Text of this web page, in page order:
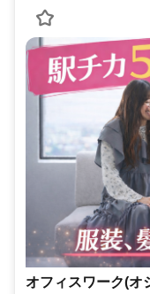
オフィスワーク(オ